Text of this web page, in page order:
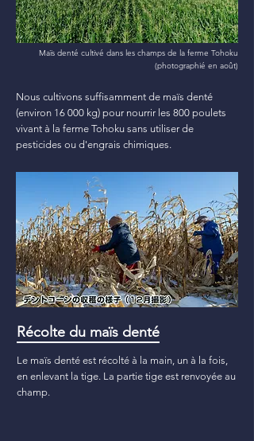
Maïs denté cultivé dans les champs de la ferme Tohoku
(photographié en août)
Nous cultivons suffisamment de maïs denté
(environ 16 000 kg) pour nourrir les 800 poulets
vivant à la ferme Tohoku sans utiliser de
pesticides ou d'engrais chimiques.
Récolte du maïs denté
Le maïs denté est récolté à la main, un à la fois,
en enlevant la tige. La partie tige est renvoyée au
champ.